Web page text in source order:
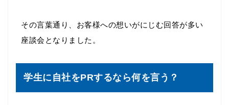
その言葉通り、お客様への想いがにじむ回答が多い
座談会となりました。
学生に自社をPRするなら何を言う？